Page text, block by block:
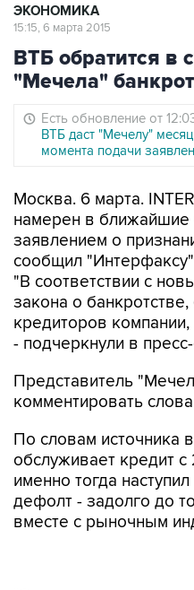
ЭКОНОМИКА
15:15, 6 марта 2015
ВТБ обратится в
"Мечела"
Есть обновление от
ВТБ даст "Мечелу"
момента подачи
Москва. 6 марта.
намерен в ближайшие
заявлением о
сообщил
"В соответствии с
закона о
кредиторов
- подчеркнули в
Представитель
комментировать
По словам источника
обслуживает кредит
именно тогда
дефолт - задолго до
вместе с рыночным